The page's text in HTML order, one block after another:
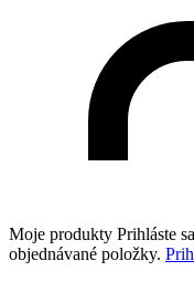
Moje produkty Prihláste
objednávané položky.